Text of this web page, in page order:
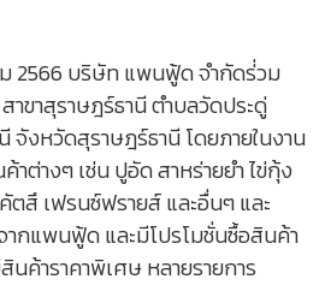
2566 บริษัท แพนฟู้ด จำกัดร่่วม
าขาสุราษฎร์ธานี ตำบลวัดประดู่
จังหวัดสุราษฎร์ธานี โดยภายในงาน
ต่างๆ เช่น ปูอัด สาหร่ายยำ ไข่กุ้ง
ตสึ เฟรนซ์ฟรายส์ และอื่นๆ และ
กแพนฟู้ด และมีโปรโมชั่นซื้อสินค้า
นค้าราคาพิเศษ หลายรายการ